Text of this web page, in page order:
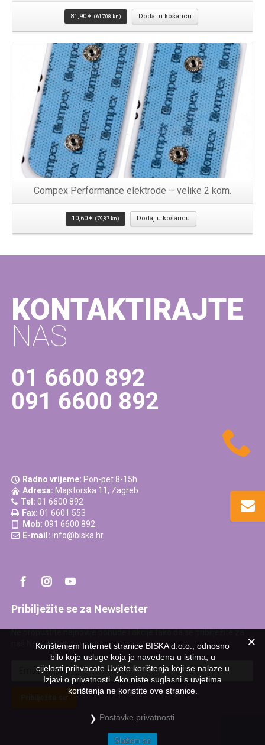
81,90 € (617,08 kn) Dodaj u košaricu
Compex Performance elektrode – velike 2 kom.
10,60 € (79,87 kn) Dodaj u košaricu
KONTAKTIRAJTE
NAS
01 6600 892
091 6600 892
Radno vrijeme: Pon-pet 8-15h
Adresa: Majstorska 11, Zagreb
Tel: 01 6600 892
Fax: 01 6601 553
Mob: 091 6600 892
E-mail: info@biska.hr
Pribilježite se za Newsletter
naš Newsletter program.
Korištenjem Internet stranice BISKA d.o.o., odnosno
bilo koje usluge koja je navedena u istima, u
cijelosti prihvacate Uvjete korištenja koji se nalaze u
Izjavi o privatnosti. Ako niste suglasni s uvjetima
korištenja ne koristite ove stranice.
Postavke privatnosti
Slažem se